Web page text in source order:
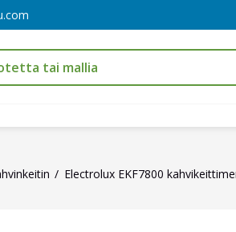
Electrolux EKF7800